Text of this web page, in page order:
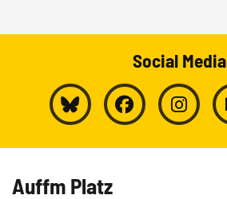
Social Media
Auffm Platz